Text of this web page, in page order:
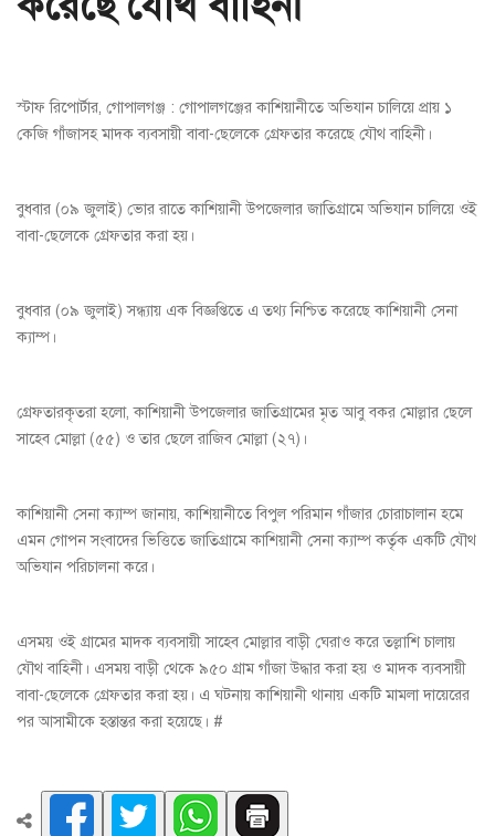
স্টাফ রিপোর্টার, গোপালগঞ্জ : গোপালগঞ্জের কাশিয়ানীতে অভিযান চালিয়ে প্রায় ১
কেজি গাঁজাসহ মাদক ব্যবসায়ী বাবা-ছেলেকে গ্রেফতার করেছে যৌথ বাহিনী।
বুধবার (০৯ জুলাই) ভোর রাতে কাশিয়ানী উপজেলার জাতিগ্রামে অভিযান চালিয়ে ওই
বাবা-ছেলেকে গ্রেফতার করা হয়।
বুধবার (০৯ জুলাই) সন্ধ্যায় এক বিজ্ঞপ্তিতে এ তথ্য নিশ্চিত করেছে কা‌শিয়া‌নী সেনা
ক্যাম্প।
গ্রেফতারকৃতরা হলো, কাশিয়ানী উপজেলার জাতিগ্রামের মৃত আবু বকর মোল্লার ছেলে
সাহেব মোল্লা (৫৫) ও তার ছেলে রাজিব মোল্লা (২৭)।
কা‌শিয়া‌নী সেনা ক্যাম্প জানায়, কাশিয়ানীতে বিপুল পরিমান গাঁজার চোরাচালান হমে
এমন গোপন সংবাদের ভিত্তিতে জাতিগ্রামে কা‌শিয়ানী সেনা ক্যাম্প কর্তৃক একটি যৌথ
অভিযান পরিচালনা করে।
এসময় ওই গ্রামের মাদক ব্যবসায়ী সাহেব মোল্লার বাড়ী ঘেরাও করে তল্লাশি চালায়
যৌথ বা‌হিনী। এসময় বাড়ী থেকে ৯৫০ গ্রাম গাঁজা উদ্ধার করা হয় ও মাদক ব্যবসায়ী
বাবা-ছেলেকে গ্রেফতার করা হয়। এ ঘটনায় কাশিয়ানী থানায় একটি মামলা দায়েরের
পর আসামীকে হস্তান্তর করা হয়েছে। #